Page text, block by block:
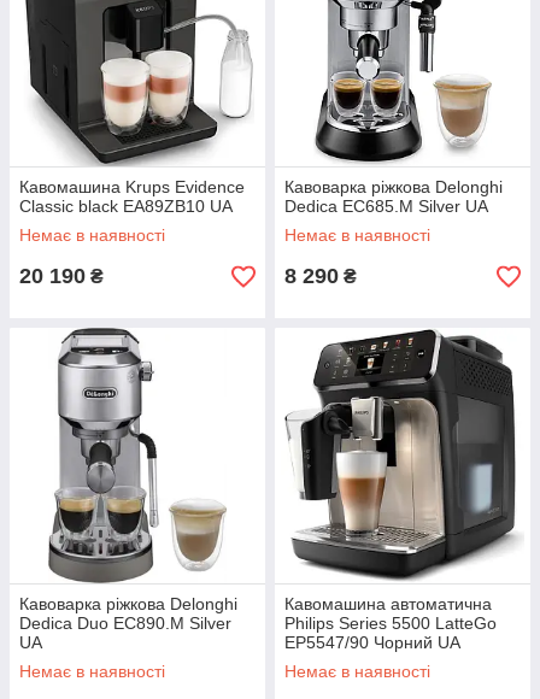
Кавомашина Krups Evidence
Classic black EA89ZB10 UA
Немає в наявності
20 190 ₴
Кавоварка ріжкова Delonghi
Dedica EC685.M Silver UA
Немає в наявності
8 290 ₴
Кавоварка ріжкова Delonghi
Dedica Duo EC890.M Silver
UA
Немає в наявності
Кавомашина автоматична
Philips Series 5500 LatteGo
EP5547/90 Чорний UA
Немає в наявності